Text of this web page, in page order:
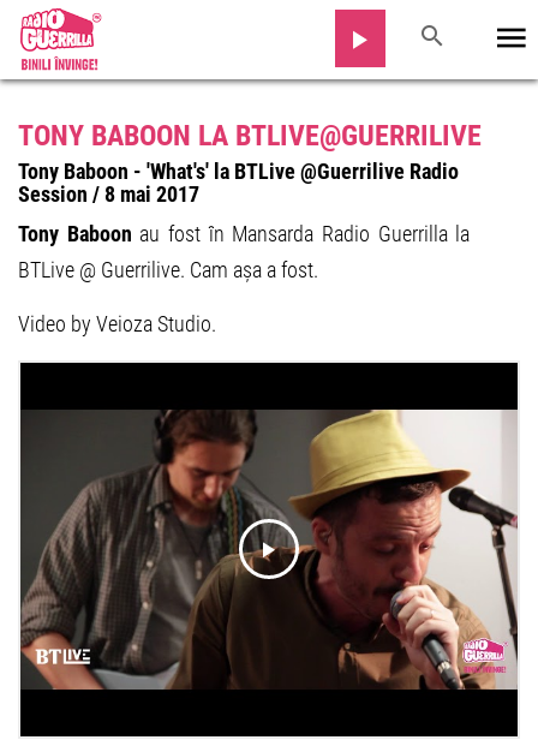
TONY BABOON LA BTLIVE@GUERRILIVE
Tony Baboon - 'What's' la BTLive @Guerrilive Radio
Session / 8 mai 2017
Tony Baboon au fost în Mansarda Radio Guerrilla la
BTLive @ Guerrilive. Cam așa a fost.
Video by Veioza Studio.